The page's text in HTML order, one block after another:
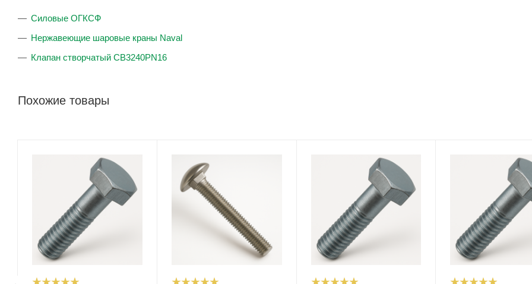
Силовые ОГКСФ
Нержавеющие шаровые краны Naval
Клапан створчатый CB3240PN16
Похожие товары